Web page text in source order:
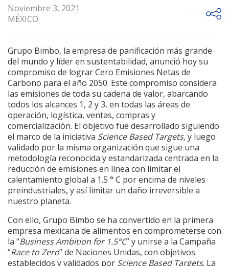
Noviembre 3, 2021
MÉXICO
Grupo Bimbo, la empresa de panificación más grande
del mundo y líder en sustentabilidad, anunció hoy su
compromiso de lograr Cero Emisiones Netas de
Carbono para el año 2050. Este compromiso considera
las emisiones de toda su cadena de valor, abarcando
todos los alcances 1, 2 y 3, en todas las áreas de
operación, logística, ventas, compras y
comercialización. El objetivo fue desarrollado siguiendo
el marco de la iniciativa Science Based Targets,y luego
validado por la misma organización que sigue una
metodología reconocida y estandarizada centrada en la
reducción de emisiones en línea con limitar el
calentamiento global a 1.5 ° C por encima de niveles
preindustriales, y así limitar un daño irreversible a
nuestro planeta.
Con ello, Grupo Bimbo se ha convertido en la primera
empresa mexicana de alimentos en comprometerse con
la “Business Ambition for 1.5°C” y unirse a la Campaña
“Race to Zero” de Naciones Unidas, con objetivos
establecidos y validados por Science Based Targets. La